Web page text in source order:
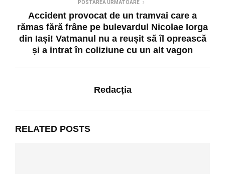
POSTAREA URMĂTOARE
Accident provocat de un tramvai care a
rămas fără frâne pe bulevardul Nicolae Iorga
din Iași! Vatmanul nu a reușit să îl oprească
și a intrat în coliziune cu un alt vagon
Redacția
RELATED POSTS